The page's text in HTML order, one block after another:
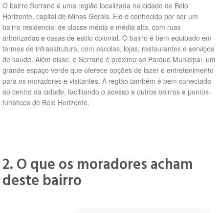
O bairro Serrano é uma região localizada na cidade de Belo
Horizonte, capital de Minas Gerais. Ele é conhecido por ser um
bairro residencial de classe média e média alta, com ruas
arborizadas e casas de estilo colonial. O bairro é bem equipado em
termos de infraestrutura, com escolas, lojas, restaurantes e serviços
de saúde. Além disso, o Serrano é próximo ao Parque Municipal, um
grande espaço verde que oferece opções de lazer e entretenimento
para os moradores e visitantes. A região também é bem conectada
ao centro da cidade, facilitando o acesso a outros bairros e pontos
turísticos de Belo Horizonte.
2. O que os moradores acham
deste bairro